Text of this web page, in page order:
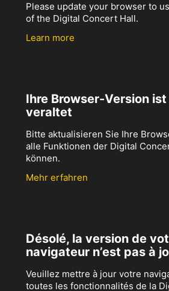
Please update your browser to
of the Digital Concert Hall.
Learn more
Ihre Browser-Version
veraltet
Bitte aktualisieren Sie Ihre
alle Funktionen der Digital
können.
Mehr erfahren
Désolé, la version de
navigateur n’est pas à
Veuillez mettre à jour votre
toutes les fonctionnalités de la